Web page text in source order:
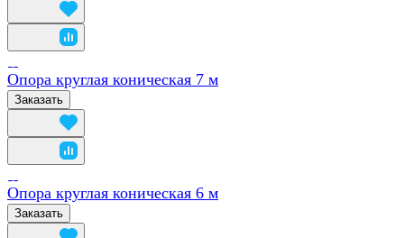
Опора круглая коническая 7 м
Заказать
Опора круглая коническая 6 м
Заказать